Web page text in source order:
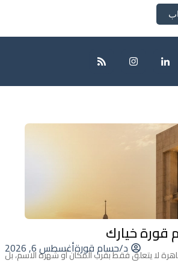
خيارك
د/حسام قورةأغسطس 6, 2026
لا يتعلق فقط بقرب المكان أو شهرة الاسم، بل